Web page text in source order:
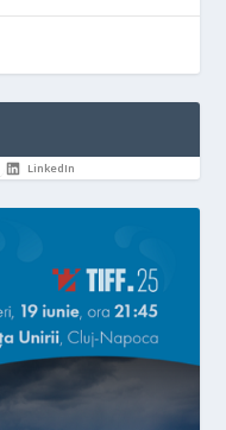
LinkedIn